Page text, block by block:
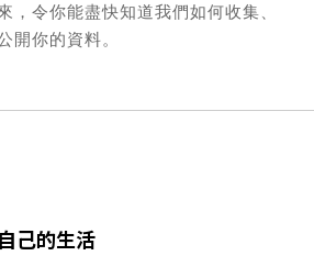
，令你能盡快知道我們如何收集、
開你的資料。
己的生活